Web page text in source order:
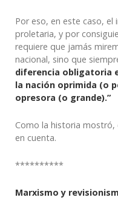
Por eso, en este caso,
proletaria, y por
requiere que jamás
nacional, sino que
diferencia obligatoria
la nación oprimida (o
opresora (o grande).”
Como la historia
en cuenta.
**********
Marxismo y